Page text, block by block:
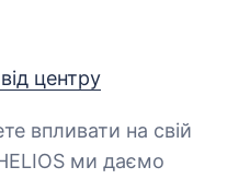
центру
ми даємо